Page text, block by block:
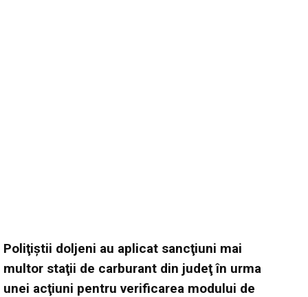
Poliţiştii doljeni au aplicat sancţiuni mai
multor staţii de carburant din judeţ în urma
unei acţiuni pentru verificarea modului de